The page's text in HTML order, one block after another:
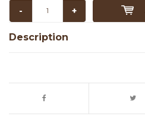
- +
Description